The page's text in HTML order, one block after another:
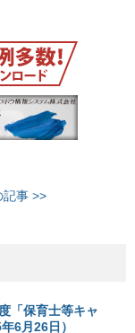
記事 >>
「保育士等キャ
6月26日）